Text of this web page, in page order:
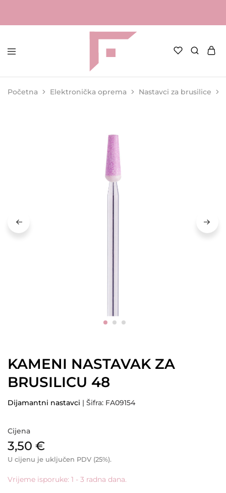
FAME
Profesionalna
za
kozmetičke
Početna Elektronička oprema Nastavci za brusilice
KAMENI NASTAVAK ZA
BRUSILICU 48
Dijamantni nastavci | Šifra: FA09154
Cijena
3,50 €
U cijenu je uključen PDV (25%).
Vrijeme isporuke: 1 - 3 radna dana.